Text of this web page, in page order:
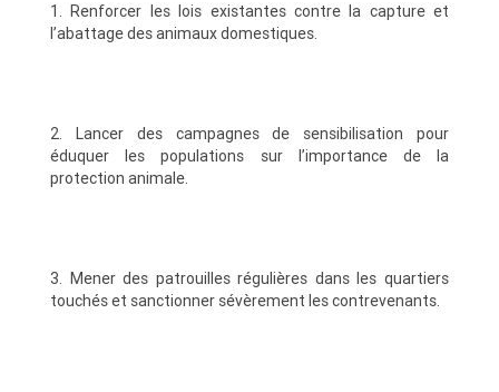
1. Renforcer les lois existantes contre la capture et
l’abattage des animaux domestiques.
2. Lancer des campagnes de sensibilisation pour
éduquer les populations sur l’importance de la
protection animale.
3. Mener des patrouilles régulières dans les quartiers
touchés et sanctionner sévèrement les contrevenants.